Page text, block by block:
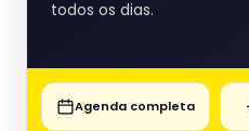
todos os dias.
Agenda completa